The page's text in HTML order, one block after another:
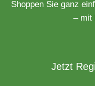
Shoppen Sie ganz
– mit
Jetzt